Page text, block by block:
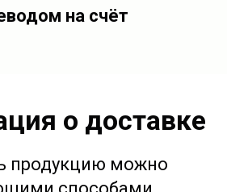
на счёт
о доставке
продукцию можно